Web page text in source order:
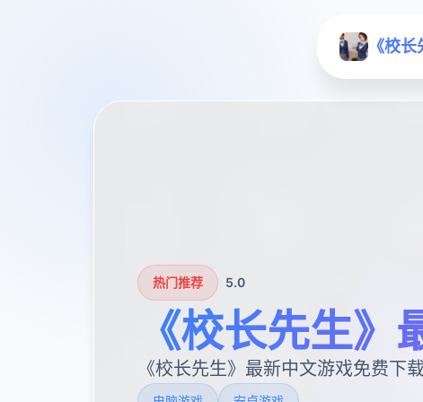
《校
热门推荐 5.0
《校长先生》
《校长先生》最新中文游戏免费下